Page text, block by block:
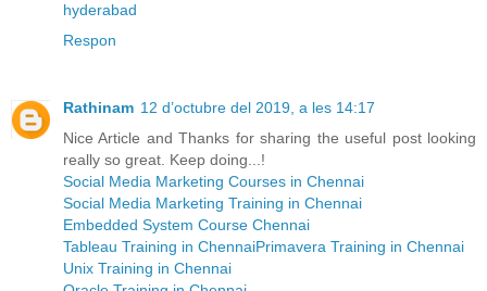
hyderabad
Respon
Rathinam 12 d’octubre del 2019, a les 14:17
Nice Article and Thanks for sharing the useful post looking
really so great. Keep doing...!
Social Media Marketing Courses in Chennai
Social Media Marketing Training in Chennai
Embedded System Course Chennai
Tableau Training in ChennaiPrimavera Training in Chennai
Unix Training in Chennai